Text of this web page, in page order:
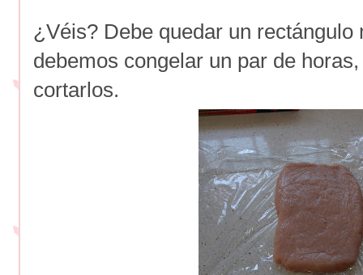
¿Véis? Debe quedar un
debemos congelar un par de
cortarlos.